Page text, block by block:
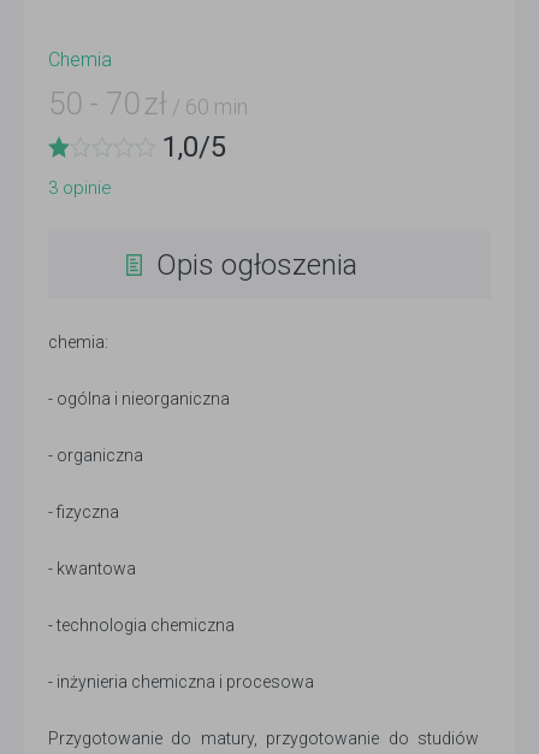
Chemia
50 - 70 zł / 60 min
1,0/5
3 opinie
Opis ogłoszenia
chemia:
- ogólna i nieorganiczna
- organiczna
- fizyczna
- kwantowa
- technologia chemiczna
- inżynieria chemiczna i procesowa
Przygotowanie do matury, przygotowanie do studiów